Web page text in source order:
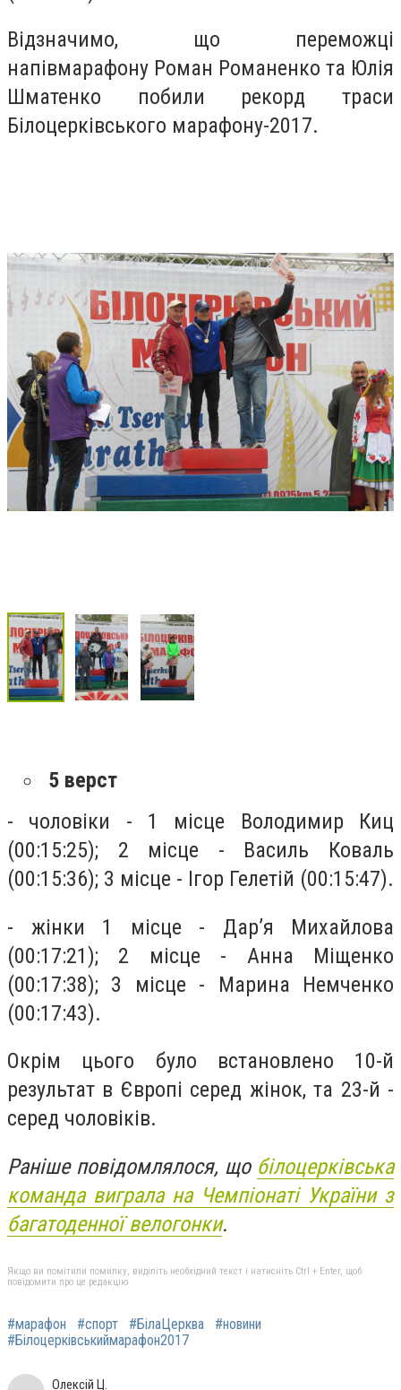
Відзначимо, що переможці
напівмарафону Роман Романенко та Юлія
Шматенко побили рекорд траси
Білоцерківського марафону-2017.
5 верст
- чоловіки - 1 місце Володимир Киц
(00:15:25); 2 місце - Василь Коваль
(00:15:36); 3 місце - Ігор Гелетій (00:15:47).
- жінки 1 місце - Дар’я Михайлова
(00:17:21); 2 місце - Анна Міщенко
(00:17:38); 3 місце - Марина Немченко
(00:17:43).
Окрім цього було встановлено 10-й
результат в Європі серед жінок, та 23-й -
серед чоловіків.
Раніше повідомлялося, що білоцерківська
команда виграла на Чемпіонаті України з
багатоденної велогонки.
Якщо ви помітили помилку, виділіть необхідний текст і натисніть Ctrl + Enter, щоб
повідомити про це редакцію
#марафон #спорт #БілаЦерква
#новини
#Білоцерківськиймарафон2017
Олексій Ц.